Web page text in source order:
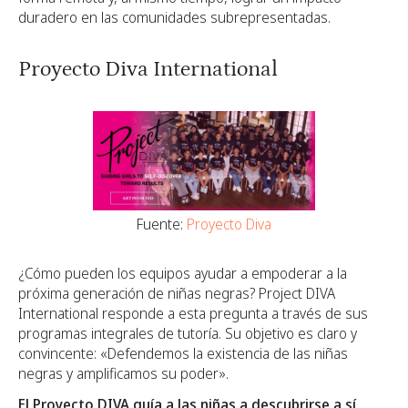
duradero en las comunidades subrepresentadas.
Proyecto Diva International
Fuente: Proyecto Diva
¿Cómo pueden los equipos ayudar a empoderar a la
próxima generación de niñas negras? Project DIVA
International responde a esta pregunta a través de sus
programas integrales de tutoría. Su objetivo es claro y
convincente: «Defendemos la existencia de las niñas
negras y amplificamos su poder».